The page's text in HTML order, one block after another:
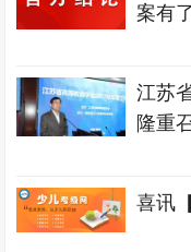
案有
江苏
隆重
喜讯